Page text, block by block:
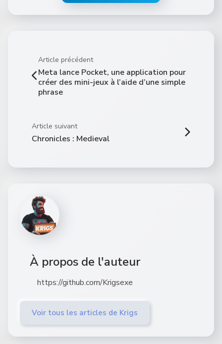
Article précédent
Meta lance Pocket, une application pour
créer des mini-jeux à l’aide d’une simple
phrase
Article suivant
Chronicles : Medieval
À propos de l'auteur
https://github.com/Krigsexe
Voir tous les articles de Krigs